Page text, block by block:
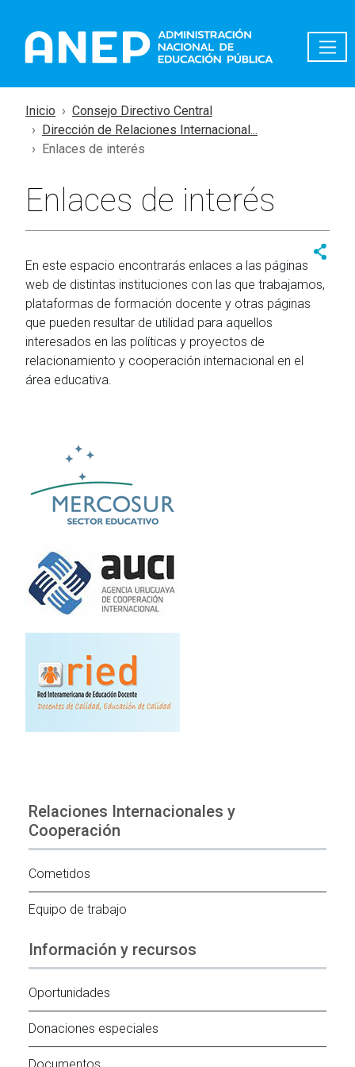
Inicio
Consejo Directivo Central
Dirección de Relaciones Internacional...
Enlaces de interés
Enlaces de interés
En este espacio encontrarás enlaces a las páginas
web de distintas instituciones con las que trabajamos,
plataformas de formación docente y otras páginas
que pueden resultar de utilidad para aquellos
interesados en las políticas y proyectos de
relacionamiento y cooperación internacional en el
área educativa.
Relaciones Internacionales y
Cooperación
Cometidos
Equipo de trabajo
Información y recursos
Oportunidades
Donaciones especiales